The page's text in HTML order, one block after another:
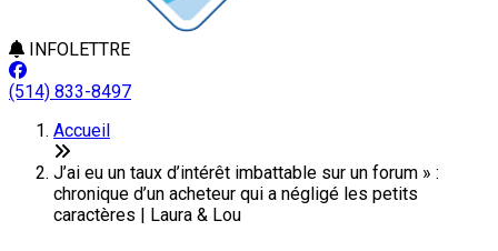
INFOLETTRE
(514) 833-8497
Accueil
J’ai eu un taux d’intérêt imbattable sur un forum » :
chronique d’un acheteur qui a négligé les petits
caractères | Laura & Lou